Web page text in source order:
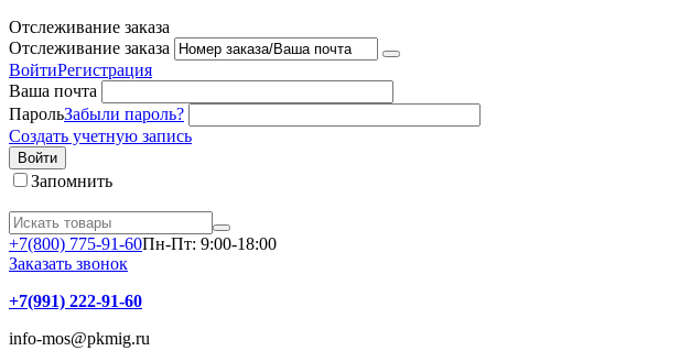
Отслеживание заказа
Отслеживание заказа
ВойтиРегистрация
Ваша почта
ПарольЗабыли пароль?
Создать учетную запись
Войти
Запомнить
+7(800) 775-91-60Пн-Пт: 9:00-18:00
Заказать звонок
+7(991) 222-91-60
info-mos@pkmig.ru